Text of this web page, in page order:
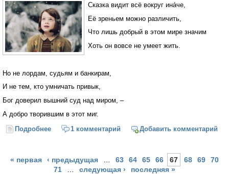
Сказка видит всё вокруг ина́че,
Её зреньем можно различить,
Что лишь добрый в этом мире значим
Хоть он вовсе не умеет жить.
Но не лордам, судьям и банкирам,
И не тем, кто умничать привык,
Бог доверил вышний суд над миром, –
А добро творившим в этот миг.
Подробнее о Зренье сказки
1 комментарий Добавить комментарий
Страницы
« первая ‹ предыдущая 63 64 65 66 67 68 69
70
71
следующая › последняя »